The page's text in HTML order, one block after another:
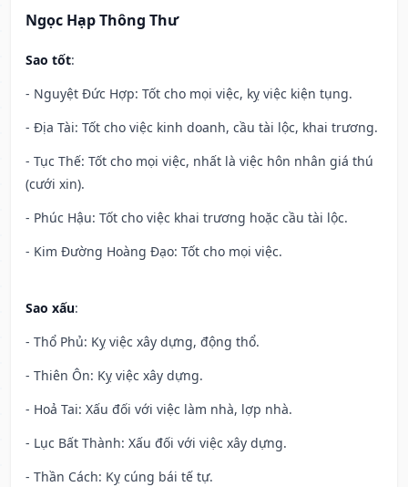
Ngọc Hạp Thông Thư
Sao tốt:
- Nguyệt Đức Hợp: Tốt cho mọi việc, kỵ việc kiện tụng.
- Địa Tài: Tốt cho việc kinh doanh, cầu tài lộc, khai trương.
- Tục Thế: Tốt cho mọi việc, nhất là việc hôn nhân giá thú
(cưới xin).
- Phúc Hậu: Tốt cho việc khai trương hoặc cầu tài lộc.
- Kim Đường Hoàng Đạo: Tốt cho mọi việc.
Sao xấu:
- Thổ Phủ: Kỵ việc xây dựng, động thổ.
- Thiên Ôn: Kỵ việc xây dựng.
- Hoả Tai: Xấu đối với việc làm nhà, lợp nhà.
- Lục Bất Thành: Xấu đối với việc xây dựng.
- Thần Cách: Kỵ cúng bái tế tự.